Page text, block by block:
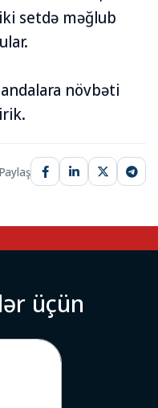
setdə məğlub
növbəti
Paylaş
lər üçün